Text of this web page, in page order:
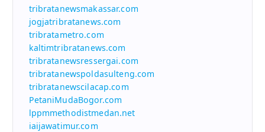
tribratanewsmakassar.com
jogjatribratanews.com
tribratametro.com
kaltimtribratanews.com
tribratanewsressergai.com
tribratanewspoldasulteng.com
tribratanewscilacap.com
PetaniMudaBogor.com
lppmmethodistmedan.net
iaijawatimur.com